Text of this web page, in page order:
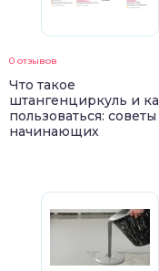
0 отзывов
Что такое
штангенциркуль и
пользоваться: советы
начинающих